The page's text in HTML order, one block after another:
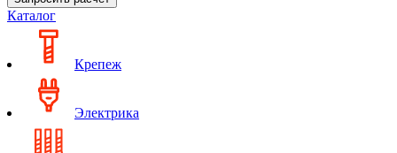
Каталог
Крепеж
Электрика